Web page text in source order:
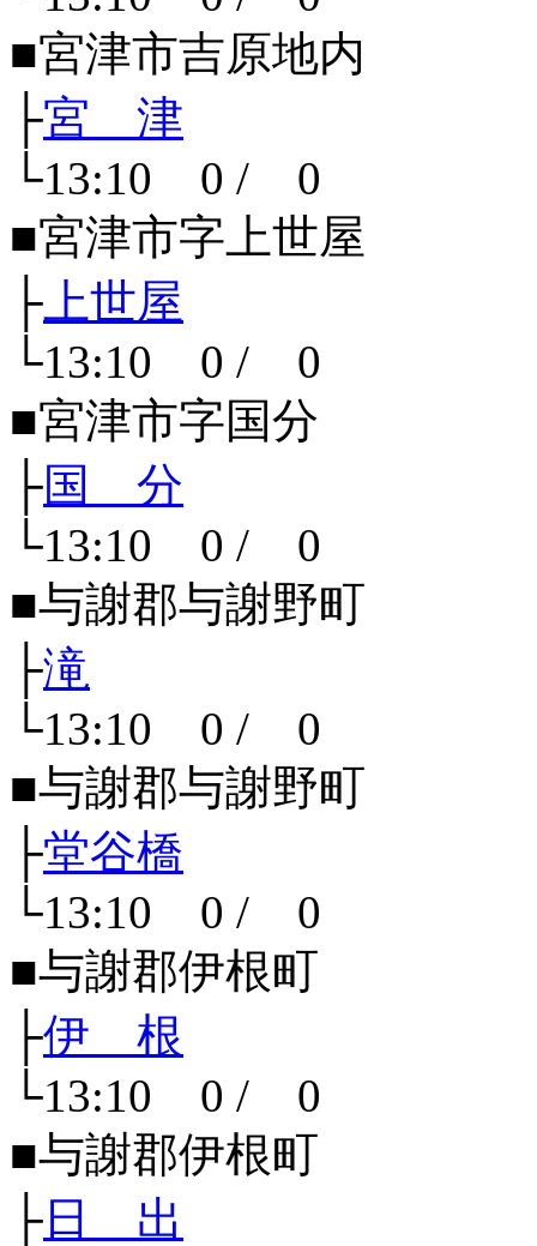
■宮津市吉原地内
├宮 津
└13:10 0 / 0
■宮津市字上世屋
├ 上世屋
└13:10 0 / 0
■宮津市字国分
├国 分
└13:10 0 / 0
■与謝郡与謝野町
├滝
└13:10 0 / 0
■与謝郡与謝野町
├堂谷橋
└13:10 0 / 0
■与謝郡伊根町
├伊 根
└13:10 0 / 0
■与謝郡伊根町
├ 日 出